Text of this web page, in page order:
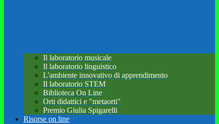
Il laboratorio musicale
Il laboratorio linguistico
L'ambiente innovativo di apprendimento
Il laboratorio STEM
Biblioteca On Line
Orti didattici e "metaorti"
Premio Giulia Spigarelli
Risorse on line